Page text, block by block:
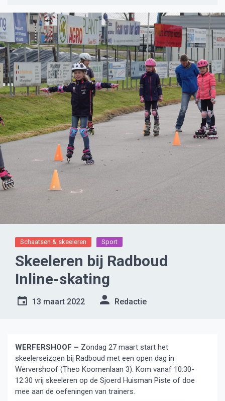
Schaatsen & skeeleren Sport
Skeeleren bij Radboud
Inline-skating
13 maart 2022 Redactie
WERFERSHOOF – Zondag 27 maart start het
skeelerseizoen bij Radboud met een open dag in
Wervershoof (Theo Koomenlaan 3). Kom vanaf 10:30-
12:30 vrij skeeleren op de Sjoerd Huisman Piste of doe
mee aan de oefeningen van trainers.